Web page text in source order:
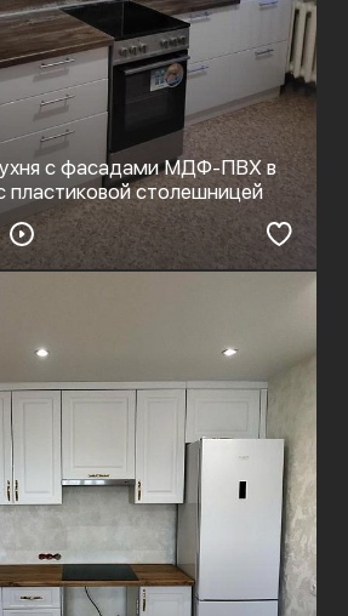
с фасадами МДФ-ПВХ в
пластиковой столешницей